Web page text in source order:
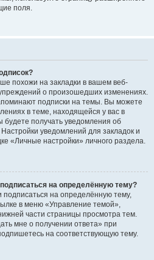
поля.
похожи на закладки в вашем веб-
о произошедших изменениях.
подписки на темы. Вы можете
в теме, находящейся у вас в
будете получать уведомления об
уведомлений для закладок и
«Личные настройки» личного раздела.
на определённую тему?
подписаться на определённую тему,
в меню «Управление темой»,
части страницы просмотра тем.
мне о получении ответа» при
на соответствующую тему.